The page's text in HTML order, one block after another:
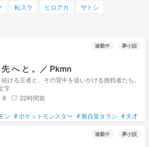
転スラ ヒロアカ
サトシ
連載中 夢小説
へ と 。／ Pkmn
ける王者と、その背中を追いかける挑戦者たち。
字
8 update 22時間前
ン #ポケットモンスター #無自覚タラシ #天才
連載中 夢小説